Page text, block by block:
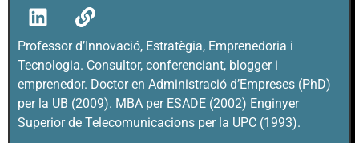
Professor d’Innovació, Estratègia, Emprenedoria i
Tecnologia. Consultor, conferenciant, blogger i
emprenedor. Doctor en Administració d’Empreses (PhD)
per la UB (2009). MBA per ESADE (2002) Enginyer
Superior de Telecomunicacions per la UPC (1993).